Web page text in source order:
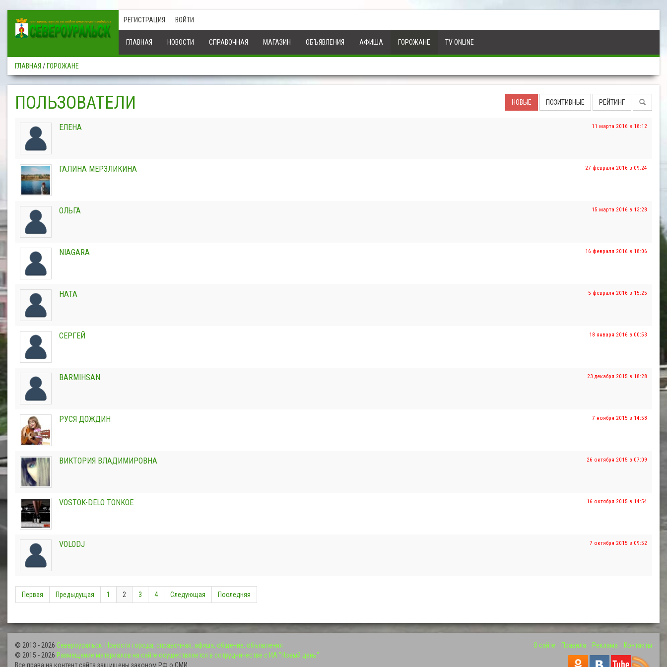
РЕГИСТРАЦИЯ ВОЙТИ
ГЛАВНАЯ НОВОСТИ СПРАВОЧНАЯ МАГАЗИН ОБЪЯВЛЕНИЯ АФИША ГОРОЖАНЕ TV ONLINE
ГЛАВНАЯ / ГОРОЖАНЕ
НОВЫЕ ПОЗИТИВНЫЕ РЕЙТИНГ
ПОЛЬЗОВАТЕЛИ
11 марта 2016 в 18:12
ЕЛЕНА
27 февраля 2016 в 09:24
ГАЛИНА МЕРЗЛИКИНА
15 марта 2016 в 13:28
ОЛЬГА
16 февраля 2016 в 18:06
NIAGARA
5 февраля 2016 в 15:25
НАТА
18 января 2016 в 00:53
СЕРГЕЙ
23 декабря 2015 в 18:28
BARMIHSAN
7 ноября 2015 в 14:58
РУСЯ ДОЖДИН
26 октября 2015 в 07:09
ВИКТОРИЯ ВЛАДИМИРОВНА
16 октября 2015 в 14:54
VOSTOK-DELO TONKOE
7 октября 2015 в 09:52
VOLODJ
Первая Предыдущая 1 2 3 4 Следующая Последняя
© 2013 - 2026 Североуральск. Новости города, справочная, афиша, общение, объявления
© 2015 - 2026 Размещение материалов на сайте осуществляется в сотрудничестве с ИА "Новый день"
Все права на контент сайта защищены законом РФ о СМИ
О сайте Правила Реклама Контакты